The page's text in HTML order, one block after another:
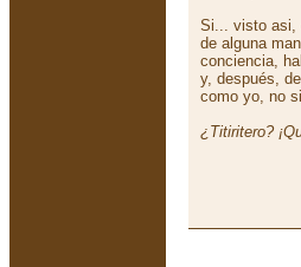
Si... visto asi,
de alguna
conciencia,
y, después,
como yo, no
¿Titiritero?